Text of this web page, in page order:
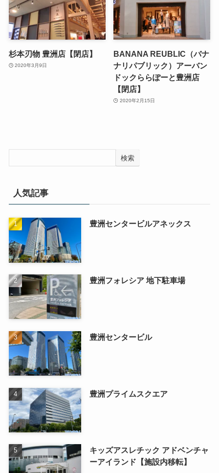
杉本刃物 豊洲店【閉店】
2020年3月9日
BANANA REUBLIC（バナ
ナリパブリック）アーバン
ドックららぽーと豊洲店
【閉店】
2020年2月15日
検索
人気記事
豊洲センタービルアネックス
豊洲フォレシア 地下駐車場
豊洲センタービル
豊洲プライムスクエア
キッズアスレチック アドベンチャ
ーアイランド【施設内移転】